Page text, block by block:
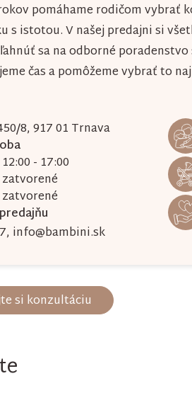
pomáhame rodičom vybrať
s istotou. V našej predajni si
sa na odborné
čas a pomôžeme vybrať to
8, 917 01 Trnava
12:00 - 17:00
zatvorené
zatvorené
, info@bambini.sk
si konzultáciu